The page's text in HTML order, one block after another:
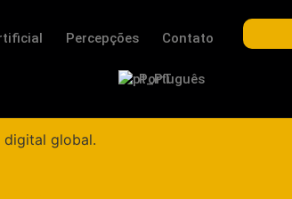
Percepções Contato
Português